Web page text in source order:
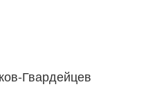
Гвардейцев